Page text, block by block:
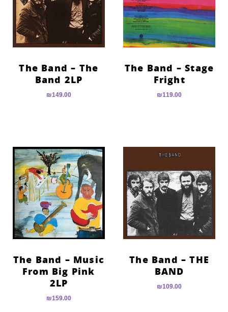
format_underlined הוסף קו תחתון לקישורים
font_download סמן קישורים
לאפס
כל
cached
The Band – Stage
Fright
₪119.00
The Band – The
Band 2LP
₪149.00
The Band – THE
BAND
₪109.00
The Band – Music
From Big Pink
2LP
₪159.00